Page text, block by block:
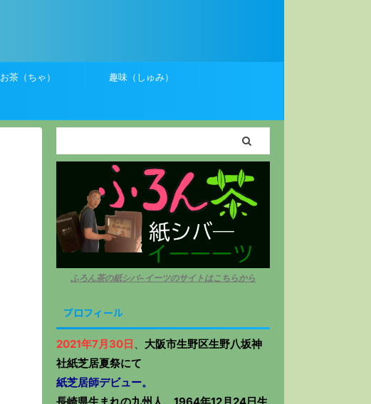
お茶（ちゃ） 趣味（しゅみ）
ふろん茶の紙シバ−イーツのサイトはこちらから
プロフィール
2021年7月30日 、 大阪市生野区生野八坂神
社紙芝居夏祭にて
紙芝居師デビュー。